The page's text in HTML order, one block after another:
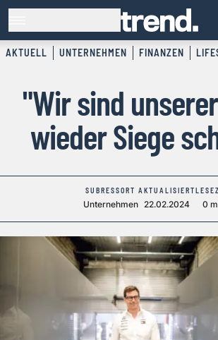
AKTUELL UNTERNEHMEN FINANZEN
"Wir sind
wieder Siege
SUBRESSORT
Unternehmen
AKTUALISIERT
22.02.2024 0